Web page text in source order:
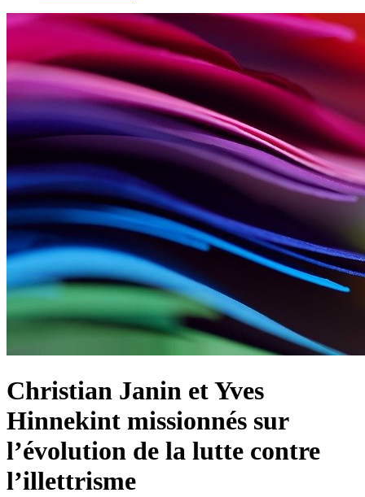
Christian Janin et Yves
Hinnekint missionnés sur
l’évolution de la lutte contre
l’illettrisme